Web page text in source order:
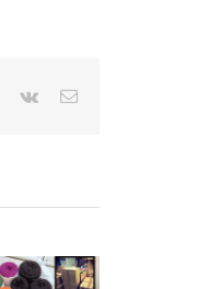
Pinterest
Vk Email